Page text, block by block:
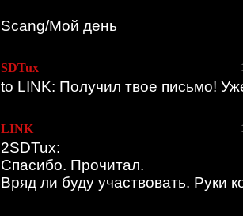
Scang/Мой день
SDTux
to LINK: Получил твое письмо!
LINK
2SDTux:
Спасибо. Прочитал.
Вряд ли буду участвовать. Руки